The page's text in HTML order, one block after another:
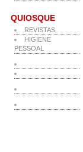
QUIOSQUE
REVISTAS
HIGIENE
PESSOAL